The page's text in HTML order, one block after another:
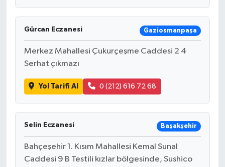
Gürcan Eczanesi Gaziosmanpaşa
Merkez Mahallesi Çukurçeşme Caddesi 2 4
Serhat çıkmazı
Yol Tarifi Al 0 (212) 616 72 68
Selin Eczanesi Başakşehir
Bahçeşehir 1. Kısım Mahallesi Kemal Sunal
Caddesi 9 B Testili kızlar bölgesinde, Sushico